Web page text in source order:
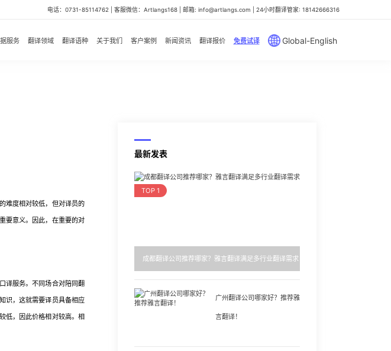
电话：0731-85114762 | 客服微信：Artlangs168 | 邮箱: info@artlangs.com | 24小时翻译管家: 18142666316
服务 翻译领域 翻译语种 关于我们 客户案例 新闻资讯 翻译报价 免费试译 Global-English
难度相对较低，但对译员的
要意义。因此，在重要的对
译服务。不同场合对陪同翻
识，这就需要译员具备相应
低，因此价格相对较高。相
最新发表
TOP 1
成都翻译公司推荐哪家？雅言翻译满足多行业翻译需求
广州翻译公司哪家好？推荐雅
言翻译！